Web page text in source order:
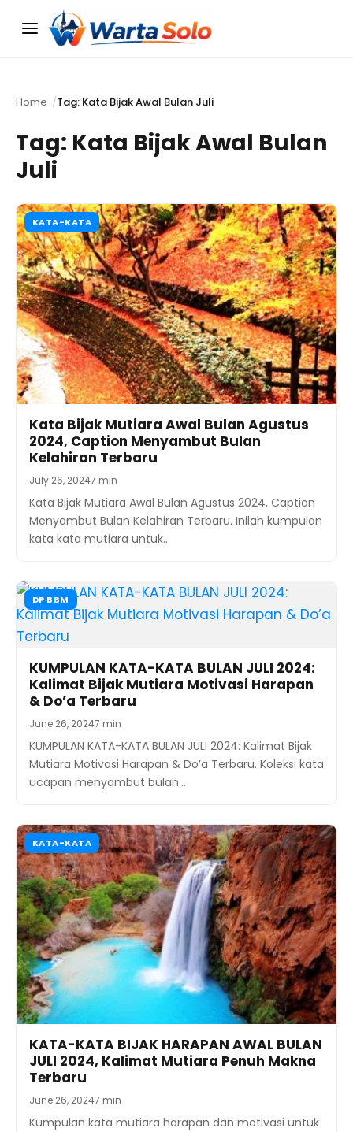
Menu
Home Tag: Kata Bijak Awal Bulan Juli
Tag: Kata Bijak Awal Bulan
Juli
KATA-KATA
Kata Bijak Mutiara Awal Bulan Agustus
2024, Caption Menyambut Bulan
Kelahiran Terbaru
July 26, 20247 min
Kata Bijak Mutiara Awal Bulan Agustus 2024, Caption
Menyambut Bulan Kelahiran Terbaru. Inilah kumpulan
kata kata mutiara untuk…
DP BBM
KUMPULAN KATA-KATA BULAN JULI 2024:
Kalimat Bijak Mutiara Motivasi Harapan
& Do’a Terbaru
June 26, 20247 min
KUMPULAN KATA-KATA BULAN JULI 2024: Kalimat Bijak
Mutiara Motivasi Harapan & Do’a Terbaru. Koleksi kata
ucapan menyambut bulan…
KATA-KATA
KATA-KATA BIJAK HARAPAN AWAL BULAN
JULI 2024, Kalimat Mutiara Penuh Makna
Terbaru
June 26, 20247 min
Kumpulan kata mutiara harapan dan motivasi untuk